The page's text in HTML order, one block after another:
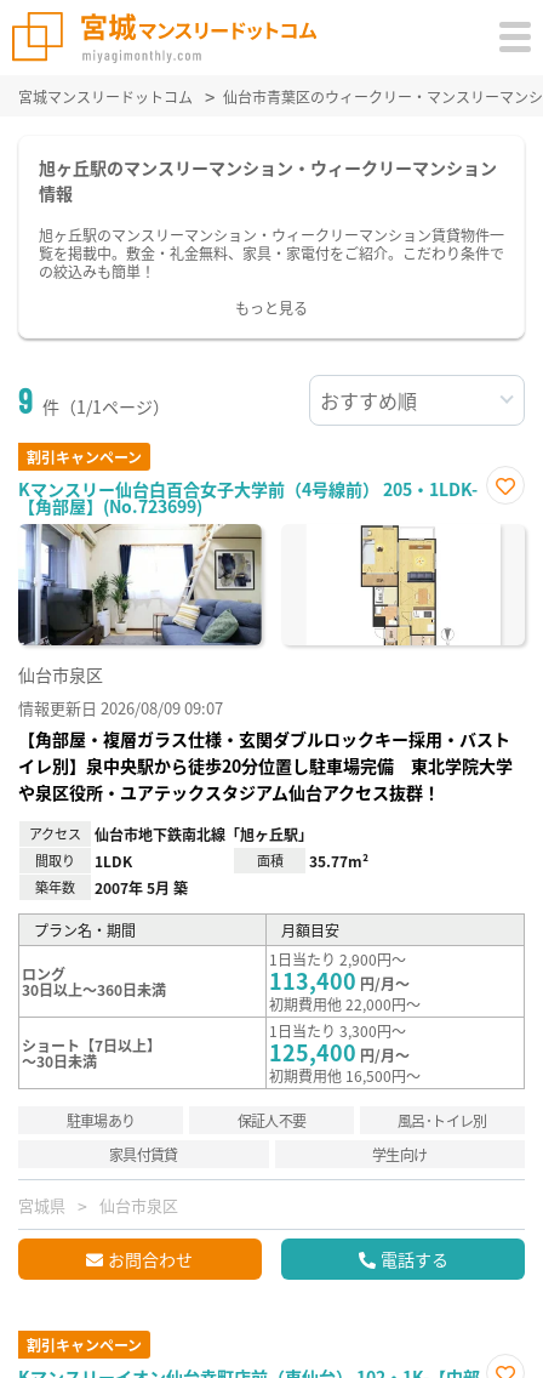
宮城マンスリードットコム 仙台市青葉区のウィークリー・マンスリーマン
旭ヶ丘駅のマンスリーマンション・ウィークリーマンション
情報
旭ヶ丘駅のマンスリーマンション・ウィークリーマンション賃貸物件一
覧を掲載中。敷金・礼金無料、家具・家電付をご紹介。こだわり条件で
の絞込みも簡単！
もっと見る
9 件（1/1ページ）
割引キャンペーン
Kマンスリー仙台白百合女子大学前（4号線前） 205・1LDK-
【角部屋】(No.723699)
に入
仙台市泉区
情報更新日 2026/08/09 09:07
【角部屋・複層ガラス仕様・玄関ダブルロックキー採用・バスト
イレ別】泉中央駅から徒歩20分位置し駐車場完備 東北学院大学
や泉区役所・ユアテックスタジアム仙台アクセス抜群！
アクセス 仙台市地下鉄南北線「旭ヶ丘駅」
間取り 1LDK 面積 35.77m²
築年数 2007年 5月 築
プラン名・期間 月額目安
ロング
30日以上～360日未満
1日当たり 2,900円～
113,400 円/月～
初期費用他 22,000円～
ショート【7日以上】
～30日未満
1日当たり 3,300円～
125,400 円/月～
初期費用他 16,500円～
駐車場あり 保証人不要
風呂･トイレ別
家具付賃貸
学生向け
宮城県 仙台市泉区
お問合わせ 電話する
割引キャンペーン